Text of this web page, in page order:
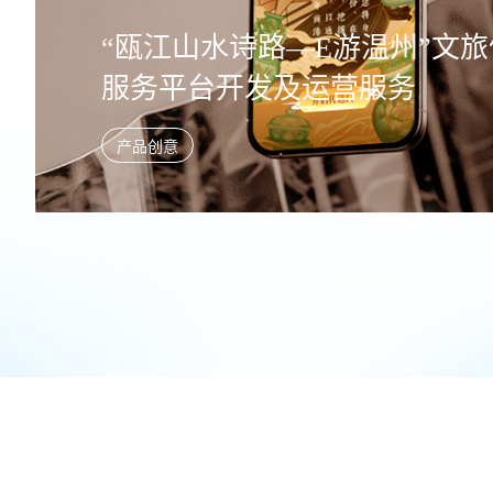
“瓯江山水诗路—E游温州”文
服务平台开发及运营服务
产品创意